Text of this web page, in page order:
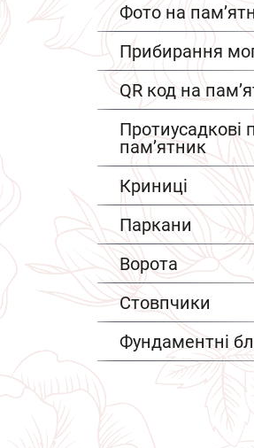
Фото на
Прибирання
QR код на
Протиусадкові
пам’ятник
Криниці
Паркани
Ворота
Стовпчики
Фундаментні